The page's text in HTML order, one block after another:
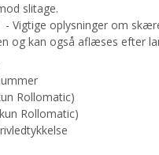
slitage.
- Vigtige oplysninger om
og kan også aflæses efter
Rollomatic)
Rollomatic)